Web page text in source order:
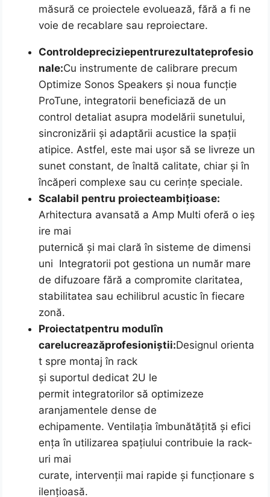
măsură ce proiectele evoluează, fără a fi ne
voie de recablare sau reproiectare.
Controldepreciziepentrurezultateprofesio
nale:Cu instrumente de calibrare precum
Optimize Sonos Speakers și noua funcție
ProTune, integratorii beneficiază de un
control detaliat asupra modelării sunetului,
sincronizării și adaptării acustice la spații
atipice. Astfel, este mai ușor să se livreze un
sunet constant, de înaltă calitate, chiar și în
încăperi complexe sau cu cerințe speciale.
Scalabil pentru proiecteambițioase:
Arhitectura avansată a Amp Multi oferă o ieș
ire mai
puternică și mai clară în sisteme de dimensi
uni Integratorii pot gestiona un număr mare
de difuzoare fără a compromite claritatea,
stabilitatea sau echilibrul acustic în fiecare
zonă.
Proiectatpentru modulîn
carelucreazăprofesioniștii:Designul orienta
t spre montaj în rack
și suportul dedicat 2U le
permit integratorilor să optimizeze
aranjamentele dense de
echipamente. Ventilația îmbunătățită și efici
ența în utilizarea spațiului contribuie la rack-
uri mai
curate, intervenții mai rapide și funcționare s
ilențioasă.